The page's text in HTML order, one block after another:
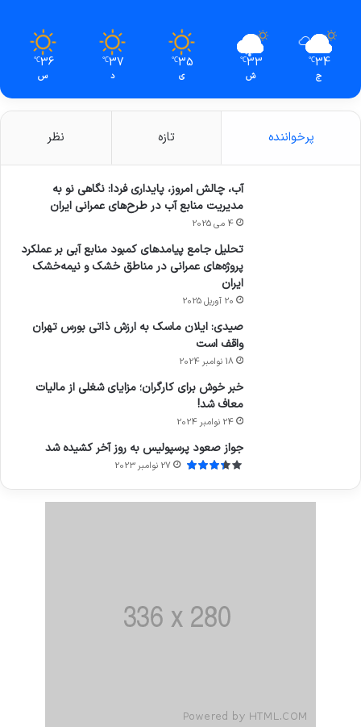
34
℃
ج
33
℃
ش
35
℃
ی
37
℃
د
36
℃
س
پرخواننده تازه نظر
آب، چالش امروز، پایداری فردا: نگاهی نو به
مدیریت منابع آب در طرح‌های عمرانی ایران
4 می 2025
تحلیل جامع پیامدهای کمبود منابع آبی بر عملکرد
پروژه‌های عمرانی در مناطق خشک و نیمه‌خشک
ایران
20 آوریل 2025
صیدی: ایلان ماسک به ارزش ذاتی بورس تهران
واقف است
18 نوامبر 2024
خبر خوش برای کارگران؛ مزایای شغلی از مالیات
معاف شد!
24 نوامبر 2024
جواز صعود پرسپولیس به روز آخر کشیده شد
27 نوامبر 2023